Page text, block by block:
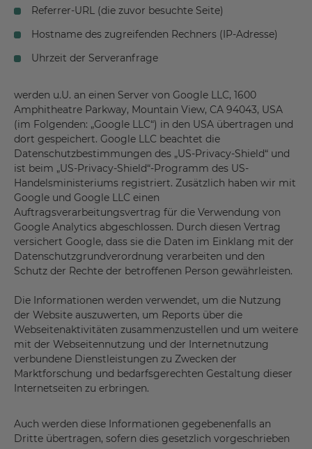
Referrer-URL (die zuvor besuchte Seite)
Hostname des zugreifenden Rechners (IP-Adresse)
Uhrzeit der Serveranfrage
werden u.U. an einen Server von Google LLC, 1600
Amphitheatre Parkway, Mountain View, CA 94043, USA
(im Folgenden: „Google LLC“) in den USA übertragen und
dort gespeichert. Google LLC beachtet die
Datenschutzbestimmungen des „US-Privacy-Shield“ und
ist beim „US-Privacy-Shield“-Programm des US-
Handelsministeriums registriert. Zusätzlich haben wir mit
Google und Google LLC einen
Auftragsverarbeitungsvertrag für die Verwendung von
Google Analytics abgeschlossen. Durch diesen Vertrag
versichert Google, dass sie die Daten im Einklang mit der
Datenschutzgrundverordnung verarbeiten und den
Schutz der Rechte der betroffenen Person gewährleisten.
Die Informationen werden verwendet, um die Nutzung
der Website auszuwerten, um Reports über die
Webseitenaktivitäten zusammenzustellen und um weitere
mit der Webseitennutzung und der Internetnutzung
verbundene Dienstleistungen zu Zwecken der
Marktforschung und bedarfsgerechten Gestaltung dieser
Internetseiten zu erbringen.
Auch werden diese Informationen gegebenenfalls an
Dritte übertragen, sofern dies gesetzlich vorgeschrieben